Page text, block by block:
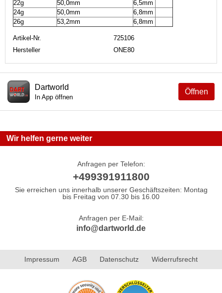
22g
50,0mm
6,5mm
24g
50,0mm
6,8mm
26g
53,2mm 6,8mm
Artikel-Nr.
725106
Hersteller
ONE80
Öffnen
Dartworld
In App öffnen
Wir helfen gerne weiter
Anfragen per Telefon:
+499391911800
Sie erreichen uns innerhalb unserer Geschäftszeiten: Montag
bis Freitag von 07.30 bis 16.00
Anfragen per E-Mail:
info@dartworld.de
Impressum AGB Datenschutz Widerrufsrecht